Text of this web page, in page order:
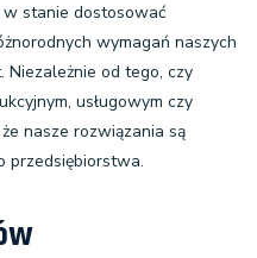
w stanie dostosować
wymagań naszych
Niezależnie od tego, czy
usługowym czy
nasze rozwiązania są
przedsiębiorstwa.